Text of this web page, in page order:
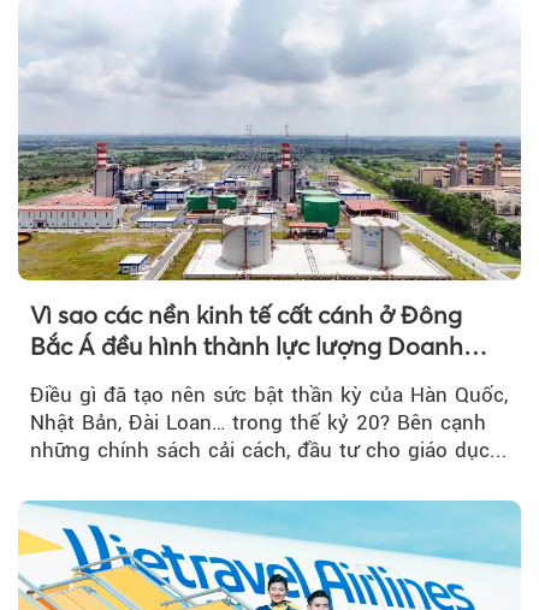
Vì sao các nền kinh tế cất cánh ở Đông
Bắc Á đều hình thành lực lượng Doanh
nghiệp Quốc gia?
Điều gì đã tạo nên sức bật thần kỳ của Hàn Quốc,
Nhật Bản, Đài Loan… trong thế kỷ 20? Bên cạnh
những chính sách cải cách, đầu tư cho giáo dục...